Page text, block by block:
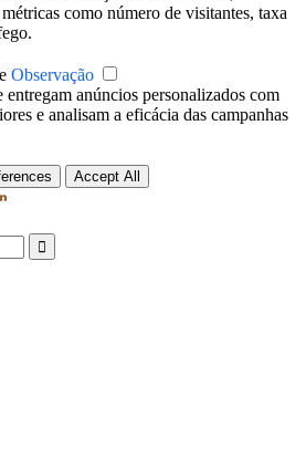
como número de visitantes, taxa
Observação
anúncios personalizados com
e analisam a eficácia das campanhas
Accept All